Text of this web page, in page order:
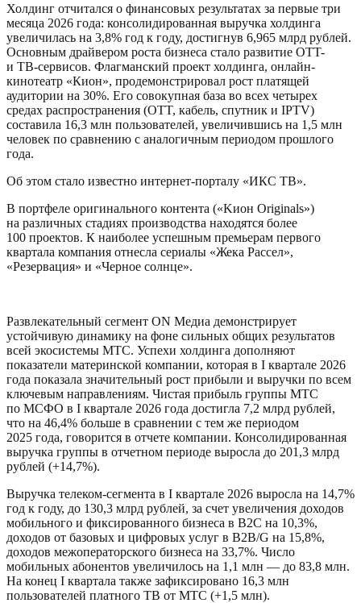
Холдинг отчитался о финансовых результатах за первые три
месяца 2026 года: консолидированная выручка холдинга
увеличилась на 3,8% год к году, достигнув 6,965 млрд рублей.
Основным драйвером роста бизнеса стало развитие OTT-
и ТВ-сервисов. Флагманский проект холдинга, онлайн-
кинотеатр «Кион», продемонстрировал рост платящей
аудитории на 30%. Его совокупная база во всех четырех
средах распространения (OTT, кабель, спутник и IPTV)
составила 16,3 млн пользователей, увеличившись на 1,5 млн
человек по сравнению с аналогичным периодом прошлого
года.
Об этом стало известно интернет-порталу «ИКС ТВ».
В портфеле оригинального контента («Kион Originals»)
на различных стадиях производства находятся более
100 проектов. К наиболее успешным премьерам первого
квартала компания отнесла сериалы «Жека Рассел»,
«Резервация» и «Черное солнце».
Развлекательный сегмент ON Медиа демонстрирует
устойчивую динамику на фоне сильных общих результатов
всей экосистемы МТС. Успехи холдинга дополняют
показатели материнской компании, которая в I квартале 2026
года показала значительный рост прибыли и выручки по всем
ключевым направлениям. Чистая прибыль группы МТС
по МСФО в I квартале 2026 года достигла 7,2 млрд рублей,
что на 46,4% больше в сравнении с тем же периодом
2025 года, говорится в отчете компании. Консолидированная
выручка группы в отчетном периоде выросла до 201,3 млрд
рублей (+14,7%).
Выручка телеком-сегмента в I квартале 2026 выросла на 14,7%
год к году, до 130,3 млрд рублей, за счет увеличения доходов
мобильного и фиксированного бизнеса в B2C на 10,3%,
доходов от базовых и цифровых услуг в B2B/G на 15,8%,
доходов межоператорского бизнеса на 33,7%. Число
мобильных абонентов увеличилось на 1,1 млн — до 83,8 млн.
На конец I квартала также зафиксировано 16,3 млн
пользователей платного ТВ от МТС (+1,5 млн).